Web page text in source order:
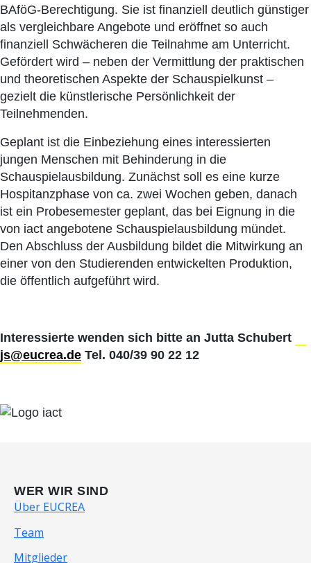
BAföG-Berechtigung. Sie ist finanziell deutlich günstiger
als vergleichbare Angebote und eröffnet so auch
finanziell Schwächeren die Teilnahme am Unterricht.
Gefördert wird – neben der Vermittlung der praktischen
und theoretischen Aspekte der Schauspielkunst –
gezielt die künstlerische Persönlichkeit der
Teilnehmenden.
Geplant ist die Einbeziehung eines interessierten
jungen Menschen mit Behinderung in die
Schauspielausbildung. Zunächst soll es eine kurze
Hospitanzphase von ca. zwei Wochen geben, danach
ist ein Probesemester geplant, das bei Eignung in die
von iact angebotene Schauspielausbildung mündet.
Den Abschluss der Ausbildung bildet die Mitwirkung an
einer von den Studierenden entwickelten Produktion,
die öffentlich aufgeführt wird.
Interessierte wenden sich bitte an Jutta Schubert
js@eucrea.de Tel. 040/39 90 22 12
WER WIR SIND
Über EUCREA
Team
Mitglieder